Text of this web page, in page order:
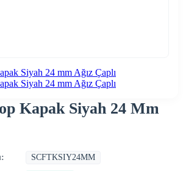
Kapak Siyah 24 Mm
SCFTKSIY24MM